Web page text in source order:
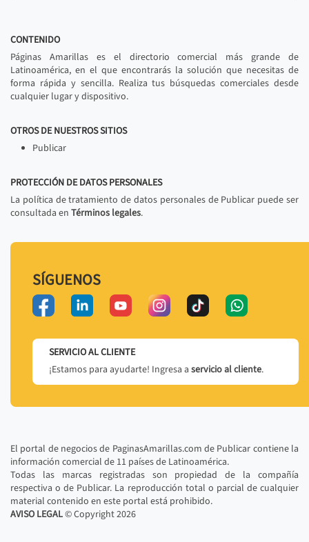
CONTENIDO
Páginas Amarillas es el directorio comercial más grande de
Latinoamérica, en el que encontrarás la solución que necesitas de
forma rápida y sencilla. Realiza tus búsquedas comerciales desde
cualquier lugar y dispositivo.
OTROS DE NUESTROS SITIOS
Publicar
PROTECCIÓN DE DATOS PERSONALES
La política de tratamiento de datos personales de Publicar puede ser
consultada en Términos legales.
SÍGUENOS
SERVICIO AL CLIENTE
¡Estamos para ayudarte! Ingresa a servicio al cliente.
El portal de negocios de PaginasAmarillas.com de Publicar contiene la
información comercial de 11 países de Latinoamérica.
Todas las marcas registradas son propiedad de la compañía
respectiva o de Publicar. La reproducción total o parcial de cualquier
material contenido en este portal está prohibido.
AVISO LEGAL© Copyright2026